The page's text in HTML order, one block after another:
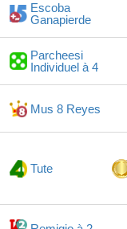
Escoba
Ganapierde
Parcheesi
Individuel à 4
Mus 8 Reyes
Tute